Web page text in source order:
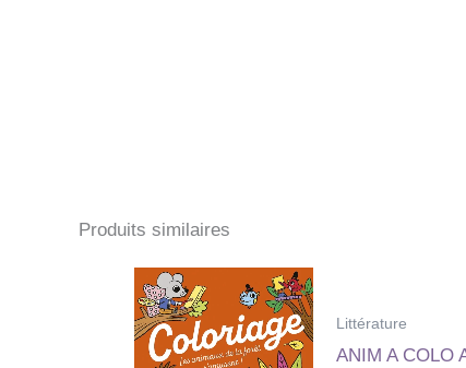
Produits similaires
Littérature
ANIM A COLO